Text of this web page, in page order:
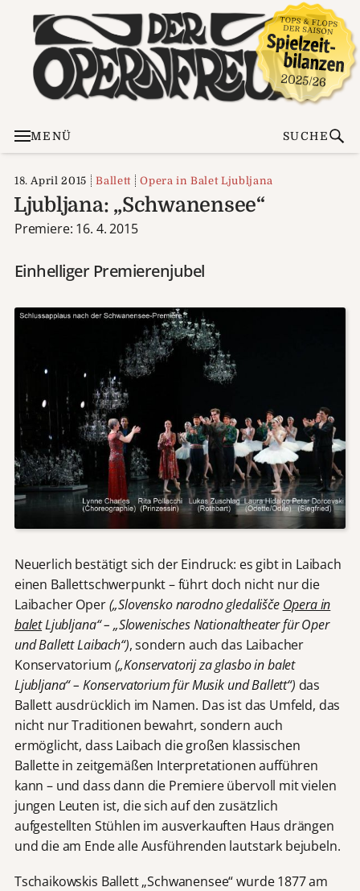
MENÜ SUCHE
18. April 2015 Ballett Opera in Balet Ljubljana
Ljubljana: „Schwanensee“
Premiere: 16. 4. 2015
Einhelliger Premierenjubel
Neuerlich bestätigt sich der Eindruck: es gibt in Laibach
einen Ballettschwerpunkt – führt doch nicht nur die
Laibacher Oper(„Slovensko narodno gledališče Opera in
baletLjubljana“ – „Slowenisches Nationaltheater für Oper
und Ballett Laibach“), sondern auch das Laibacher
Konservatorium („Konservatorij za glasbo in balet
Ljubljana“ – Konservatorium für Musik und Ballett“) das
Ballett ausdrücklich im Namen. Das ist das Umfeld, das
nicht nur Traditionen bewahrt, sondern auch
ermöglicht, dass Laibach die großen klassischen
Ballette in zeitgemäßen Interpretationen aufführen
kann – und dass dann die Premiere übervoll mit vielen
jungen Leuten ist, die sich auf den zusätzlich
aufgestellten Stühlen im ausverkauften Haus drängen
und die am Ende alle Ausführenden lautstark bejubeln.
Tschaikowskis Ballett „Schwanensee“ wurde 1877 am